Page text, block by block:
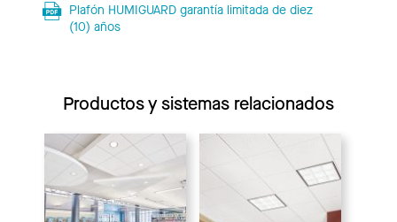
Plafón HUMIGUARD garantía limitada de diez
(10) años
Productos y sistemas relacionados